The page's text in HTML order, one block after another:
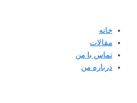
محتوا
خانه
مقالات
تماس با من
درباره من